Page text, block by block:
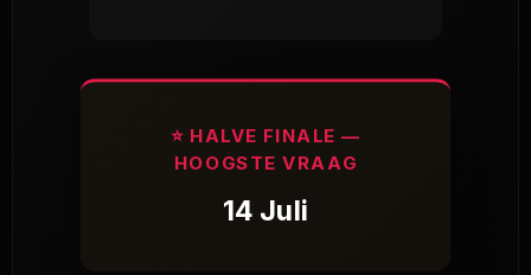
⭐ HALVE FINALE —
HOOGSTE VRAAG
14 Juli